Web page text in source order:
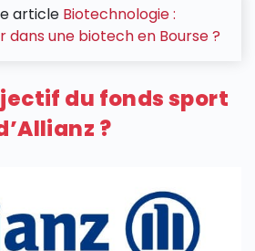
article Biotechnologie :
une biotech en Bourse ?
du fonds sport
?